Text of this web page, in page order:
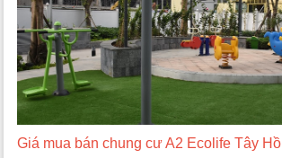
Giá mua bán chung cư A2 Ecolife Tây Hồ